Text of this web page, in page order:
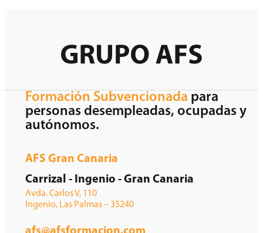
Formación Subvencionada para
personas desempleadas, ocupadas y
autónomos.
AFS Gran Canaria
Carrizal - Ingenio - Gran Canaria
Avda. Carlos V, 110
Ingenio, Las Palmas – 35240